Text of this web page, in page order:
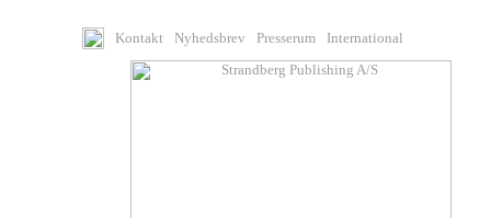
Kontakt Nyhedsbrev Presserum International